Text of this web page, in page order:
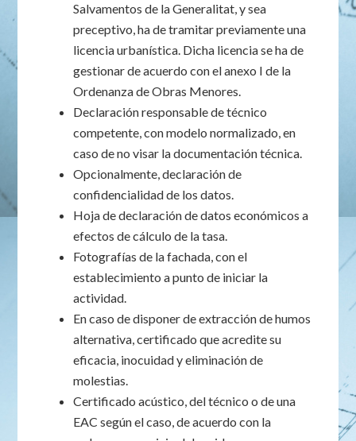
Salvamentos de la Generalitat, y sea
preceptivo, ha de tramitar previamente una
licencia urbanística. Dicha licencia se ha de
gestionar de acuerdo con el anexo I de la
Ordenanza de Obras Menores.
Declaración responsable de técnico
competente, con modelo normalizado, en
caso de no visar la documentación técnica.
Opcionalmente, declaración de
confidencialidad de los datos.
Hoja de declaración de datos económicos a
efectos de cálculo de la tasa.
Fotografías de la fachada, con el
establecimiento a punto de iniciar la
actividad.
En caso de disponer de extracción de humos
alternativa, certificado que acredite su
eficacia, inocuidad y eliminación de
molestias.
Certificado acústico, del técnico o de una
EAC según el caso, de acuerdo con la